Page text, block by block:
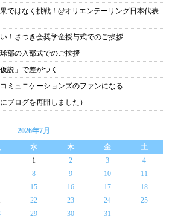
ではなく挑戦！@オリエンテーリング日本代表
！さつき会奨学金授与式でのご挨拶
部の入部式でのご挨拶
説」で差がつく
ミュニケーションズのファンになる
ブログを再開しました）
2026年7月
水 木 金
土
1
2 3
4
8 9 10
11
15 16 17
18
22 23 24
25
29 30 31